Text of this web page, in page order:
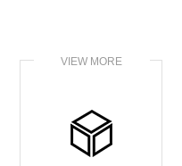
VIEW MORE